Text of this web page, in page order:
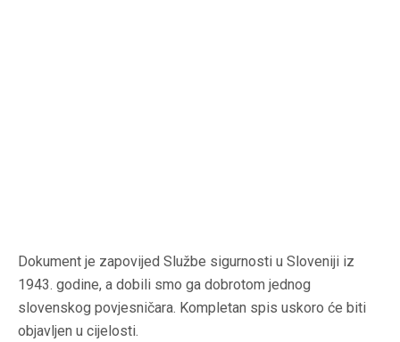
Dokument je zapovijed Službe sigurnosti u Sloveniji iz
1943. godine, a dobili smo ga dobrotom jednog
slovenskog povjesničara. Kompletan spis uskoro će biti
objavljen u cijelosti.